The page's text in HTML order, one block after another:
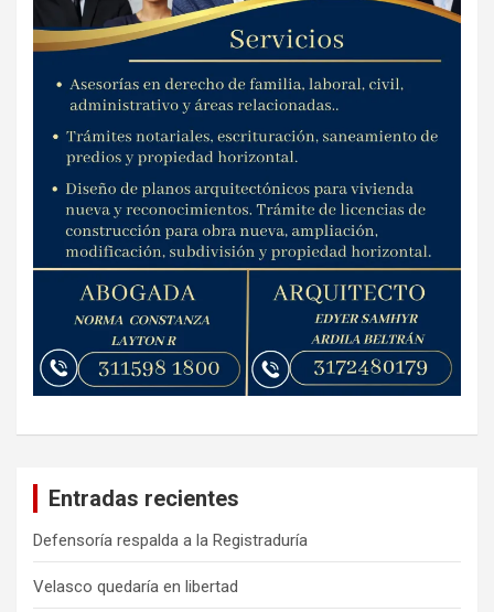
Entradas recientes
Defensoría respalda a la Registraduría
Velasco quedaría en libertad